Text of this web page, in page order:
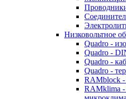
Низковольтное
Quadro -
Quadro -
Quadro -
Quadro -
RAMblock -
RAMklima -